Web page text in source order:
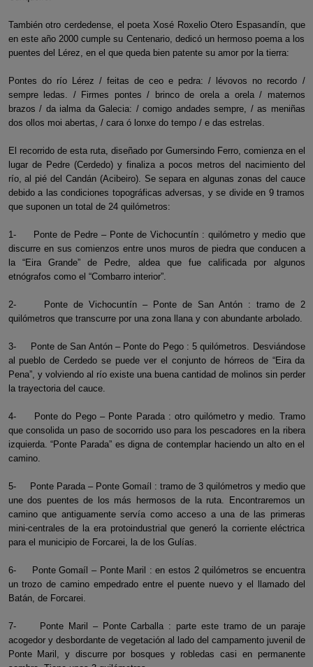
También otro cerdedense, el poeta Xosé Roxelio Otero Espasandín, que
en este año 2000 cumple su Centenario, dedicó un hermoso poema a los
puentes del Lérez, en el que queda bien patente su amor por la tierra:
Pontes do río Lérez / feitas de ceo e pedra: / lévovos no recordo /
sempre ledas. / Firmes pontes / brinco de orela a orela / maternos
brazos / da ialma da Galecia: / comigo andades sempre, / as meniñas
dos ollos moi abertas, / cara ó lonxe do tempo / e das estrelas.
El recorrido de esta ruta, diseñado por Gumersindo Ferro, comienza en el
lugar de Pedre (Cerdedo) y finaliza a pocos metros del nacimiento del
río, al pié del Candán (Acibeiro). Se separa en algunas zonas del cauce
debido a las condiciones topográficas adversas, y se divide en 9 tramos
que suponen un total de 24 quilómetros:
1- Ponte de Pedre – Ponte de Vichocuntín : quilómetro y medio que
discurre en sus comienzos entre unos muros de piedra que conducen a
la “Eira Grande” de Pedre, aldea que fue calificada por algunos
etnógrafos como el “Combarro interior”.
2- Ponte de Vichocuntín – Ponte de San Antón : tramo de 2
quilómetros que transcurre por una zona llana y con abundante arbolado.
3- Ponte de San Antón – Ponte do Pego : 5 quilómetros. Desviándose
al pueblo de Cerdedo se puede ver el conjunto de hórreos de “Eira da
Pena”, y volviendo al río existe una buena cantidad de molinos sin perder
la trayectoria del cauce.
4- Ponte do Pego – Ponte Parada : otro quilómetro y medio. Tramo
que consolida un paso de socorrido uso para los pescadores en la ribera
izquierda. “Ponte Parada” es digna de contemplar haciendo un alto en el
camino.
5- Ponte Parada – Ponte Gomaíl : tramo de 3 quilómetros y medio que
une dos puentes de los más hermosos de la ruta. Encontraremos un
camino que antiguamente servía como acceso a una de las primeras
mini-centrales de la era protoindustrial que generó la corriente eléctrica
para el municipio de Forcarei, la de los Gulías.
6- Ponte Gomaíl – Ponte Maril : en estos 2 quilómetros se encuentra
un trozo de camino empedrado entre el puente nuevo y el llamado del
Batán, de Forcarei.
7- Ponte Maril – Ponte Carballa : parte este tramo de un paraje
acogedor y desbordante de vegetación al lado del campamento juvenil de
Ponte Maril, y discurre por bosques y robledas casi en permanente